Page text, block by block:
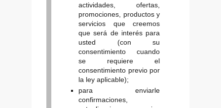
actividades, ofertas,
promociones, productos y
servicios que creemos
que será de interés para
usted (con su
consentimiento cuando
se requiere el
consentimiento previo por
la ley aplicable);
para enviarle
confirmaciones,